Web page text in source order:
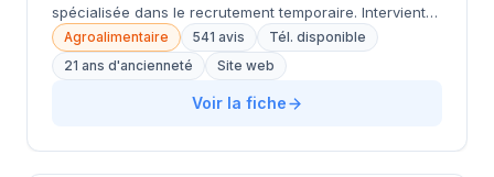
spécialisée dans le recrutement temporaire. Intervient
dans le BTP, l'industrie, la logistique, l'agroalimentaire,
le tertiaire et la grande distribution. Propose un
accompagnement complet du recrutement à la paie.
Excellente notation (4,9/5 avec 541 avis).
Agroalimentaire 541 avis
Tél. disponible
21 ans d'ancienneté
Site web
Voir la fiche